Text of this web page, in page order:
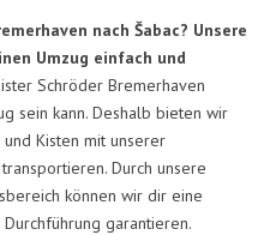
nach Šabac? Unsere
Umzug einfach und
Schröder Bremerhaven
sein kann. Deshalb bieten wir
Kisten mit unserer
Durch unsere
können wir dir eine
garantieren.